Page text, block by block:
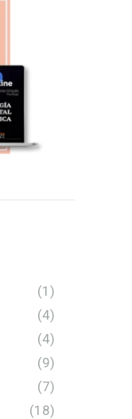
(1)
(4)
(4)
(9)
(7)
(18)